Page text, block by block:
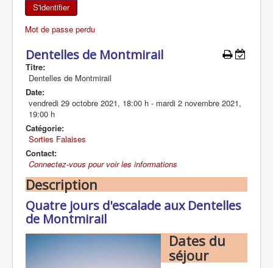
RANDONNÉE SPORTIVE
S'identifier
Mot de passe perdu
Dentelles de Montmirail
Titre:
Dentelles de Montmirail
Date:
vendredi 29 octobre 2021, 18:00 h - mardi 2 novembre 2021,
19:00 h
Catégorie:
Sorties Falaises
Contact:
Connectez-vous pour voir les informations
Description
Quatre jours d'escalade aux Dentelles
de Montmirail
Dates du
séjour